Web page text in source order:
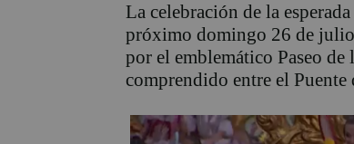
La celebración de la esperada
próximo domingo 26 de
por el emblemático Paseo de
comprendido entre el Puente